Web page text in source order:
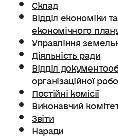
Відділ економіки
економічного
Управління
Діяльність ради
Відділ
організаційної
Постійні комісії
Виконавчий
Звіти
Наради